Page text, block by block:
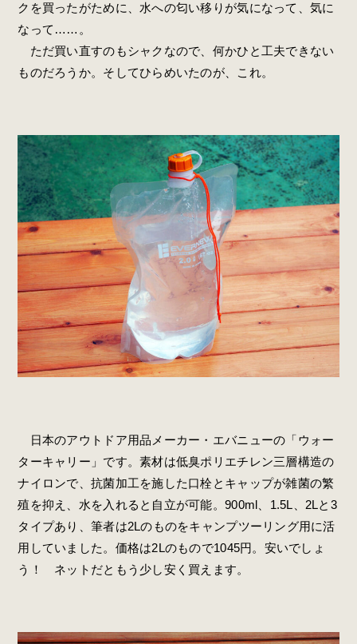
クを買ったがために、水への匂い移りが気になって、気に
なって……。
ただ買い直すのもシャクなので、何かひと工夫できない
ものだろうか。そしてひらめいたのが、これ。
日本のアウトドア用品メーカー・エバニューの「ウォー
ターキャリー」です。素材は低臭ポリエチレン三層構造の
ナイロンで、抗菌加工を施した口栓とキャップが雑菌の繁
殖を抑え、水を入れると自立が可能。900ml、1.5L、2Lと3
タイプあり、筆者は2Lのものをキャンプツーリング用に活
用していました。価格は2Lのもので1045円。安いでしょ
う！ ネットだともう少し安く買えます。